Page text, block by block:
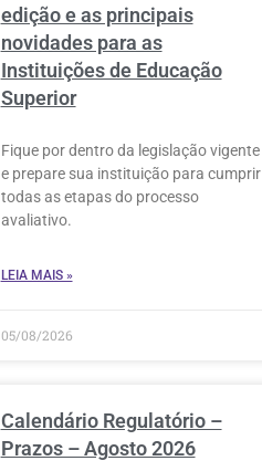
edição e as principais
novidades para as
Instituições de Educação
Superior
Fique por dentro da legislação vigente
e prepare sua instituição para cumprir
todas as etapas do processo
avaliativo.
LEIA MAIS »
05/08/2026
Calendário Regulatório –
Prazos – Agosto 2026